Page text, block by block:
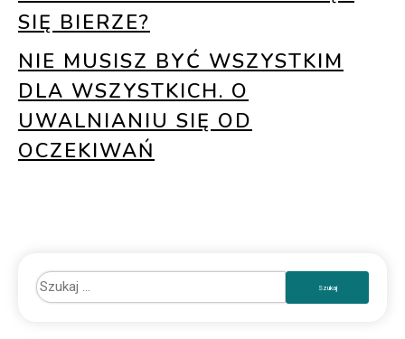
SIĘ BIERZE?
NIE MUSISZ BYĆ WSZYSTKIM
DLA WSZYSTKICH. O
UWALNIANIU SIĘ OD
OCZEKIWAŃ